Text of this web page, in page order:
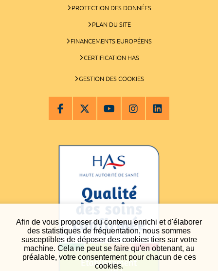
Afin de vous proposer du contenu enrichi et d'élaborer
des statistiques de fréquentation, nous sommes
susceptibles de déposer des cookies tiers sur votre
machine. Cela ne peut se faire qu'en obtenant, au
préalable, votre consentement pour chacun de ces
cookies.
PROTECTION DES DONNÉES
PLAN DU SITE
FINANCEMENTS EUROPÉENS
CERTIFICATION HAS
GESTION DES COOKIES